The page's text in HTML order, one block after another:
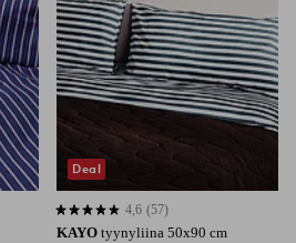
KAYO tyynyliina 50x90 cm
4,6 perustuen 57 arvosanaan
4,6 (57)
Deal